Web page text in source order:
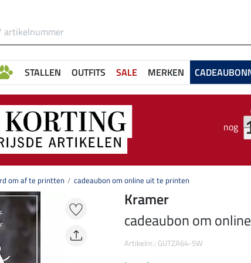
STALLEN OUTFITS SALE MERKEN
nog
om af te printten cadeaubon om online uit te printen
Kramer
cadeaubon om
Artikelnr.: GUTZA64-5W